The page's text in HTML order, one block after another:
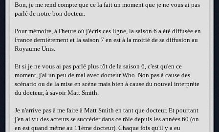
Bon, je me rend compte que ce la fait un moment que je ne vous ai pas
parlé de notre bon docteur.
Pour mémoire, à l'heure où j'écris ces ligne, la saison 6 a été diffusée en
France dernièrement et la saison 7 en est à la moitié de sa diffusion au
Royaume Unis.
Et si je ne vous ai pas parlé plus tôt de la saison 6, c'est qu'en ce
moment, j'ai un peu de mal avec docteur Who. Non pas à cause des
scénario ou de la mise en scène mais bien à cause du nouvel interprète
du docteur, à savoir Matt Smith.
Je n'arrive pas à me faire à Matt Smith en tant que docteur. Et pourtant
j'en ai vu des acteurs se succéder dans ce rôle depuis les années 60 (on
en est quand même au 11ème docteur). Chaque fois qu'il y a eu